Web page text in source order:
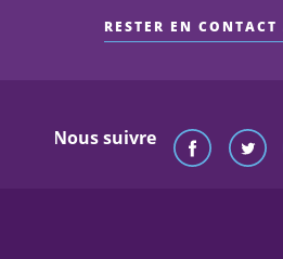
RESTER EN
Nous suivre